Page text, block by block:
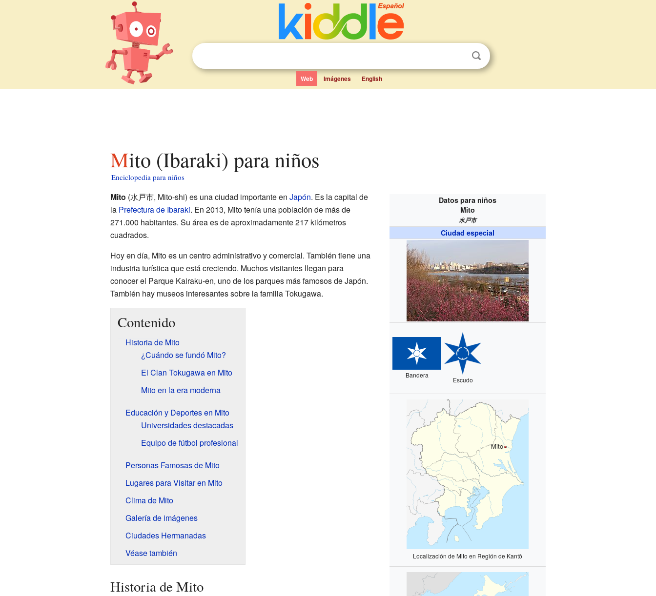
Web Imágenes English
Mito (Ibaraki) para niños
Enciclopedia para niños
Datos para niños
Mito
水戸市
Ciudad especial
Bandera
Escudo
Mito
Localización de Mito en Región de Kantō
Mito (水戸市, Mito-shi) es una ciudad importante en Japón. Es la capital de
la Prefectura de Ibaraki. En 2013, Mito tenía una población de más de
271.000 habitantes. Su área es de aproximadamente 217 kilómetros
cuadrados.
Hoy en día, Mito es un centro administrativo y comercial. También tiene una
industria turística que está creciendo. Muchos visitantes llegan para
conocer el Parque Kairaku-en, uno de los parques más famosos de Japón.
También hay museos interesantes sobre la familia Tokugawa.
Contenido
Historia de Mito
¿Cuándo se fundó Mito?
El Clan Tokugawa en Mito
Mito en la era moderna
Educación y Deportes en Mito
Universidades destacadas
Equipo de fútbol profesional
Personas Famosas de Mito
Lugares para Visitar en Mito
Clima de Mito
Galería de imágenes
Ciudades Hermanadas
Véase también
Historia de Mito